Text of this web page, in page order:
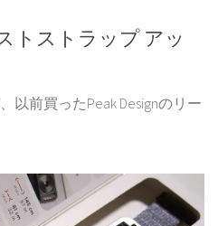
トストラップ アッ
以前買ったPeak Designのリー